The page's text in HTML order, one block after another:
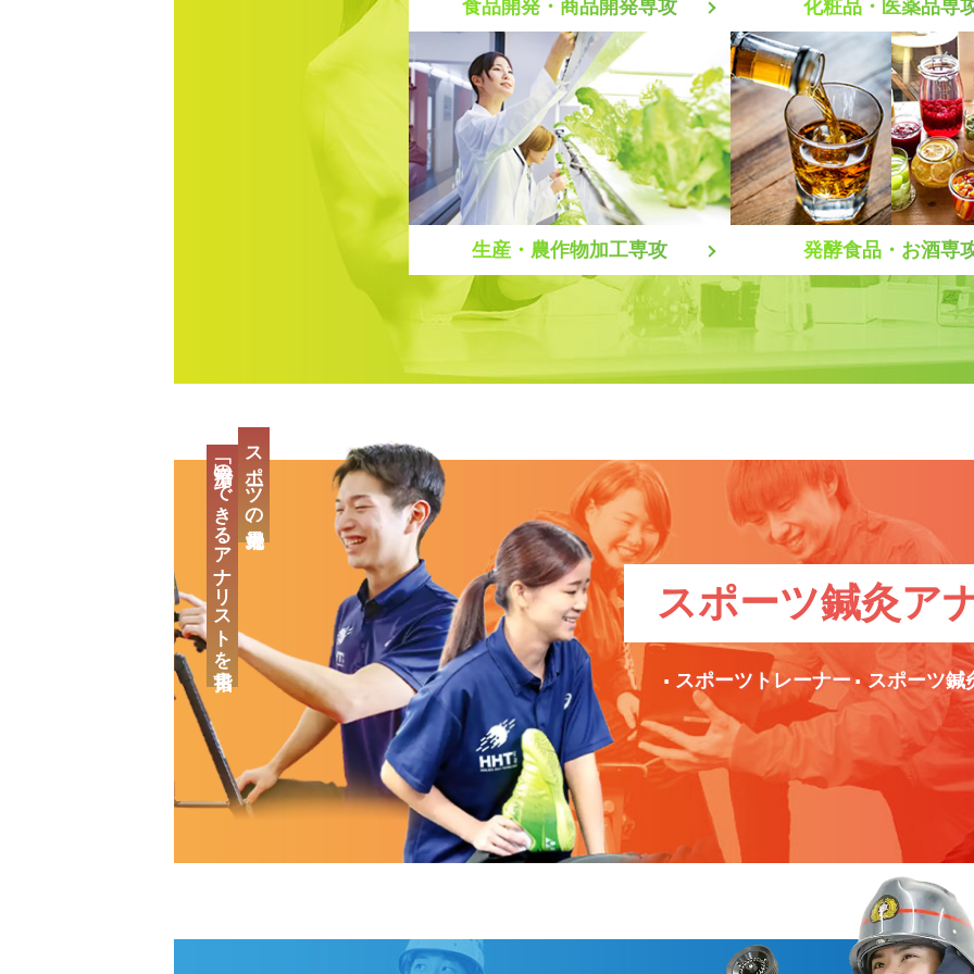
食品開発・商品開発専攻 化粧品・医薬品専
生産・農作物加工専攻 発酵食品・お酒専
スポーツ鍼灸ア
スポーツトレーナー スポーツ鍼
スポーツの最先端、
「治療」のできるアナリストを目指す